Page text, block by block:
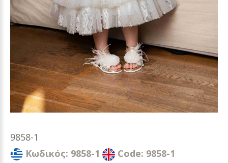
9858-1
Κωδικός: 9858-1
Code: 9858-1